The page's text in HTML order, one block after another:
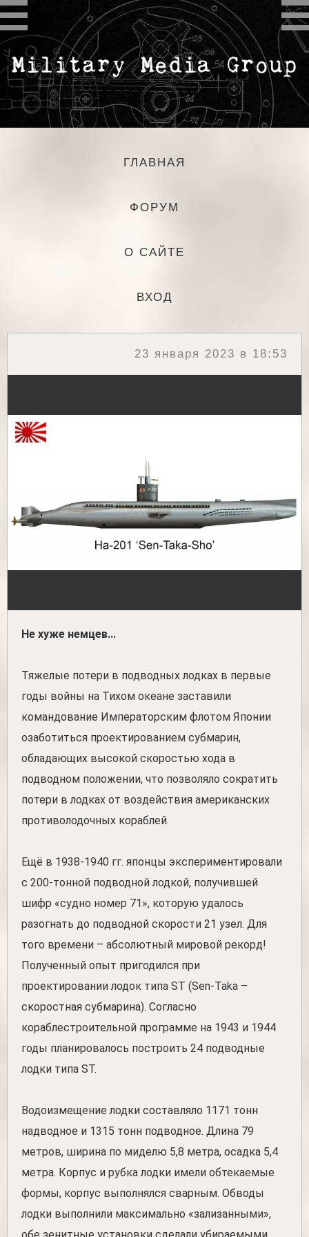
ГЛАВНАЯ
ФОРУМ
О САЙТЕ
ВХОД
23 января 2023 в 18:53
Не хуже немцев...
Тяжелые потери в подводных лодках в первые
годы войны на Тихом океане заставили
командование Императорским флотом Японии
озаботиться проектированием субмарин,
обладающих высокой скоростью хода в
подводном положении, что позволяло сократить
потери в лодках от воздействия американских
противолодочных кораблей.
Ещё в 1938-1940 гг. японцы экспериментировали
с 200-тонной подводной лодкой, получившей
шифр «судно номер 71», которую удалось
разогнать до подводной скорости 21 узел. Для
того времени – абсолютный мировой рекорд!
Полученный опыт пригодился при
проектировании лодок типа ST (Sen-Taka –
скоростная субмарина). Согласно
кораблестроительной программе на 1943 и 1944
годы планировалось построить 24 подводные
лодки типа ST.
Водоизмещение лодки составляло 1171 тонн
надводное и 1315 тонн подводное. Длина 79
метров, ширина по миделю 5,8 метра, осадка 5,4
метра. Корпус и рубка лодки имели обтекаемые
формы, корпус выполнялся сварным. Обводы
лодки выполнили максимально «зализанными»,